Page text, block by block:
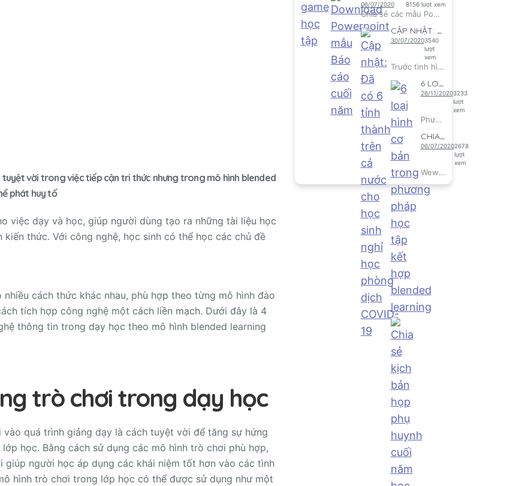
vời trong việc tiếp cận tri thức nhưng trong mô hình blended
phát huy tố
việc dạy và học, giúp người dùng tạo ra những tài liệu học
thức. Với công nghệ, học sinh có thể học các chủ đề
cách thức khác nhau, phù hợp theo từng mô hình đào
tích hợp công nghệ một cách liền mạch. Dưới đây là 4
thông tin trong dạy học theo mô hình blended learning
trò chơi trong dạy học
quá trình giảng dạy là cách tuyệt vời để tăng sự hứng
học. Bằng cách sử dụng các mô hình trò chơi phù hợp,
người học áp dụng các khái niệm tốt hơn vào các tình
hình trò chơi trong lớp học có thể được sử dụng như một
06/07/2020 8156 lượt xem
Chia sẻ các mẫu Powerpoint Báo cáo cuối năm
CẬP NHẬT: ĐÃ CÓ 6 TỈNH THÀNH TRÊN CẢ NƯỚ...
30/07/20203540
lượt
xem
Trước tình hình diễn biến phức tạp do dịch COVID 19, xuất hi...
6 LOẠI HÌNH CƠ BẢN TRONG PHƯƠNG PHÁP HỌC...
26/11/20203233
lượt
xem
Phương pháp học tập kết hợp blended learning bao gồm 6 loại...
CHIA SẺ KỊCH BẢN HỌP PHỤ HUYNH CUỐI NĂM...
06/07/20202678
lượt
xem
Wewiin xin được chia sẻ tới quý Thầy cô kịch bản họp phụ huy...